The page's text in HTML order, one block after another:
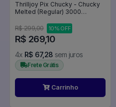
Thrilljoy Pix Chucky - Chucky
Melted (Regular) 3000
R$ 299,00
10% OFF
R$ 269,10
4x R$ 67,28 sem juros
Frete Grátis
Carrinho